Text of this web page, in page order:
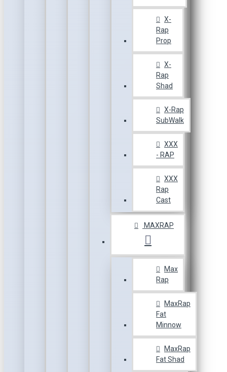
X-
Rap
Prop
X-
Rap
Shad
X-Rap
SubWalk
XXX
- RAP
XXX
Rap
Cast
MAXRAP
Max
Rap
MaxRap
Fat
Minnow
MaxRap
Fat Shad